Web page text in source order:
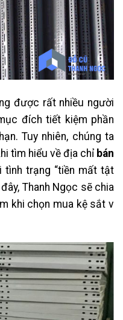
được rất nhiều người
đích tiết kiệm phần
Tuy nhiên, chúng ta
tìm hiểu về địa chỉ bán
tình trạng “tiền mất tật
Thanh Ngọc sẽ chia
khi chọn mua kệ sắt v